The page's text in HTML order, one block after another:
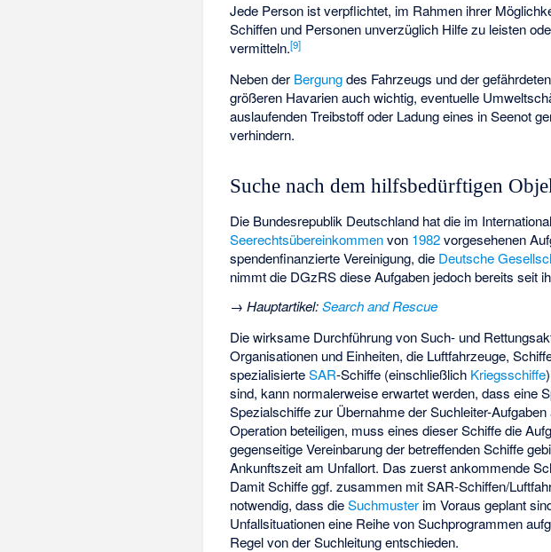
Jede Person ist verpflichtet, im Rahmen ihrer
Schiffen und Personen unverzüglich Hilfe zu leisten
vermitteln.[9]
Neben der Bergungdes Fahrzeugs und der
größeren Havarien auch wichtig, eventuelle
auslaufenden Treibstoff oder Ladung eines in Seenot
verhindern.
Suche nach dem hilfsbedürftigen
Die Bundesrepublik Deutschland hat die im
Seerechtsübereinkommenvon 1982vorgesehenen
spendenfinanzierte Vereinigung, die Deutsche
nimmt die DGzRS diese Aufgaben jedoch bereits seit
→Hauptartikel:Search and Rescue
Die wirksame Durchführung von Such- und
Organisationen und Einheiten, die Luftfahrzeuge,
spezialisierteSAR-Schiffe (einschließlich Kriegsschiffe
sind, kann normalerweise erwartet werden, dass eine
Spezialschiffe zur Übernahme der Suchleiter-
Operation beteiligen, muss eines dieser Schiffe die
gegenseitige Vereinbarung der betreffenden Schiffe
Ankunftszeit am Unfallort. Das zuerst ankommende
Damit Schiffe ggf. zusammen mit SAR-Schiffen/
notwendig, dass dieSuchmuster im Voraus geplant
Unfallsituationen eine Reihe von Suchprogrammen
Regel von der Suchleitung entschieden.